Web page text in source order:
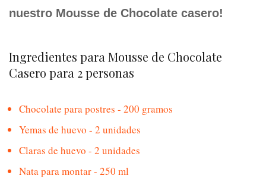
nuestro Mousse de Chocolate casero!
Ingredientes para Mousse de Chocolate
Casero para 2 personas
Chocolate para postres - 200 gramos
Yemas de huevo - 2 unidades
Claras de huevo - 2 unidades
Nata para montar - 250 ml